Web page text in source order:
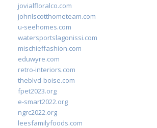
jovialfloralco.com
johnlscotthometeam.com
u-seehomes.com
watersportslagonissi.com
mischieffashion.com
eduwyre.com
retro-interiors.com
theblvd-boise.com
fpet2023.org
e-smart2022.org
ngrc2022.org
leesfamilyfoods.com